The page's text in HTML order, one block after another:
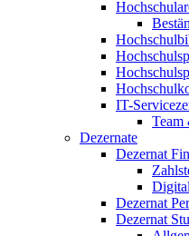
IT-
Dezernate
Dezernat
Dezernat
Dezernat